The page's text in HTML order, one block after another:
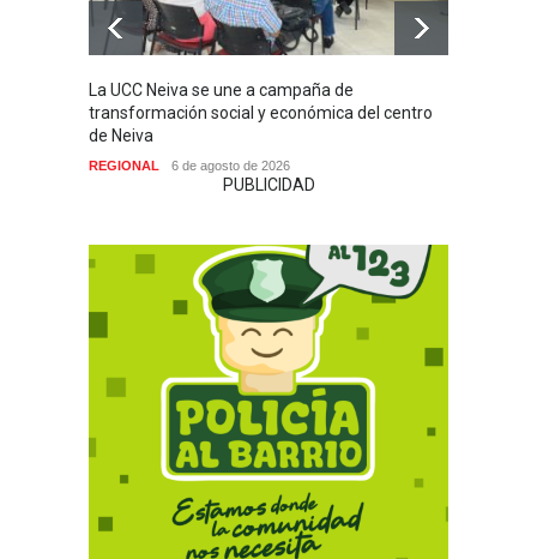
La UCC Neiva se une a campaña de
transformación social y económica del centro
de Neiva
REGIONAL 6 de agosto de 2026
PUBLICIDAD